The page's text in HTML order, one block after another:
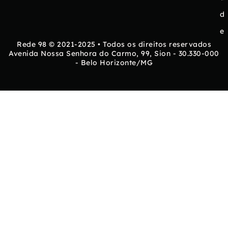
d
e
Rede 98 © 2021-2025 • Todos os direitos reservados
Avenida Nossa Senhora do Carmo, 99, Sion - 30.330-000
- Belo Horizonte/MG